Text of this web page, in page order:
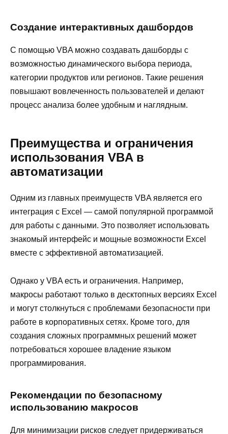
Создание интерактивных дашбордов
С помощью VBA можно создавать дашборды с
возможностью динамического выбора периода,
категории продуктов или регионов. Такие решения
повышают вовлеченность пользователей и делают
процесс анализа более удобным и наглядным.
Преимущества и ограничения
использования VBA в
автоматизации
Одним из главных преимуществ VBA является его
интеграция с Excel — самой популярной программой
для работы с данными. Это позволяет использовать
знакомый интерфейс и мощные возможности Excel
вместе с эффективной автоматизацией.
Однако у VBA есть и ограничения. Например,
макросы работают только в десктопных версиях Excel
и могут столкнуться с проблемами безопасности при
работе в корпоративных сетях. Кроме того, для
создания сложных программных решений может
потребоваться хорошее владение языком
программирования.
Рекомендации по безопасному
использованию макросов
Для минимизации рисков следует придерживаться